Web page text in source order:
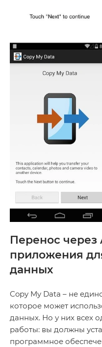
Перенос через
приложения
данных
Copy My Data – не
которое может
данных. Но у них всех
работы: вы должны
программное